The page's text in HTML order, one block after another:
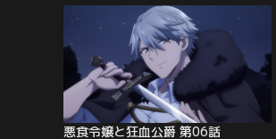
で、彼女は狂化した魔獣に襲われてしま
う。この絶体絶命な危機を救ったのは、
「狂血公爵」の異名を持つガルブレイス公
爵だった。
悪食令嬢と狂血公爵 第06話